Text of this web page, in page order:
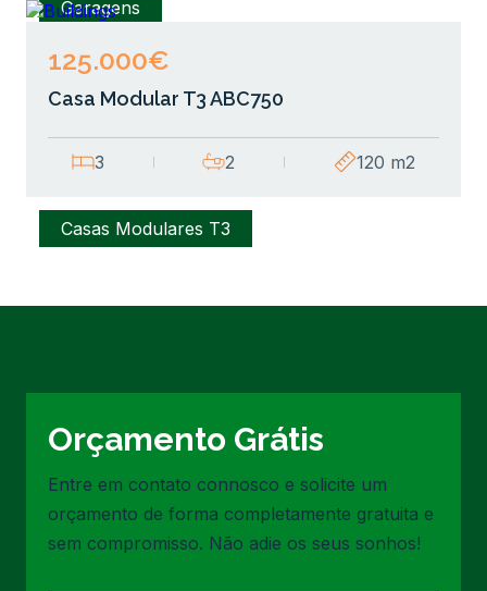
Garagens
125.000€
Casa Modular T3 ABC750
3 2 120 m2
Casas Modulares T3
Orçamento Grátis
Entre em contato connosco e solicite um
orçamento de forma completamente gratuita e
sem compromisso. Não adie os seus sonhos!